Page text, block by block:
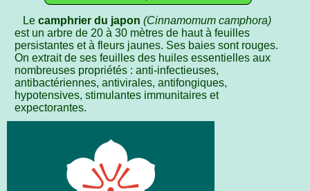
Le camphrier du japon (Cinnamomum camphora)
est un arbre de 20 à 30 mètres de haut à feuilles
persistantes et à fleurs jaunes. Ses baies sont rouges.
On extrait de ses feuilles des huiles essentielles aux
nombreuses propriétés : anti-infectieuses,
antibactériennes, antivirales, antifongiques,
hypotensives, stimulantes immunitaires et
expectorantes.